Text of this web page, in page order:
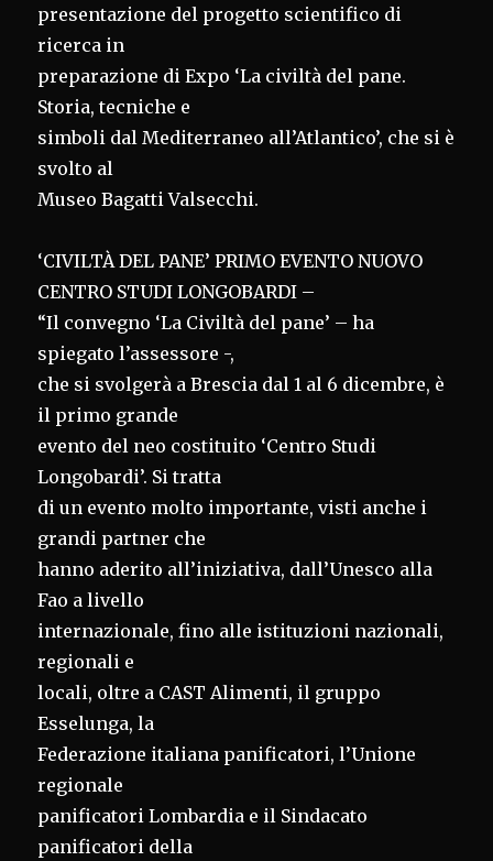
presentazione del progetto scientifico di
ricerca in
preparazione di Expo ‘La civiltà del pane.
Storia, tecniche e
simboli dal Mediterraneo all’Atlantico’, che si è
svolto al
Museo Bagatti Valsecchi.
‘CIVILTÀ DEL PANE’ PRIMO EVENTO NUOVO
CENTRO STUDI LONGOBARDI –
“Il convegno ‘La Civiltà del pane’ – ha
spiegato l’assessore -,
che si svolgerà a Brescia dal 1 al 6 dicembre, è
il primo grande
evento del neo costituito ‘Centro Studi
Longobardi’. Si tratta
di un evento molto importante, visti anche i
grandi partner che
hanno aderito all’iniziativa, dall’Unesco alla
Fao a livello
internazionale, fino alle istituzioni nazionali,
regionali e
locali, oltre a CAST Alimenti, il gruppo
Esselunga, la
Federazione italiana panificatori, l’Unione
regionale
panificatori Lombardia e il Sindacato
panificatori della